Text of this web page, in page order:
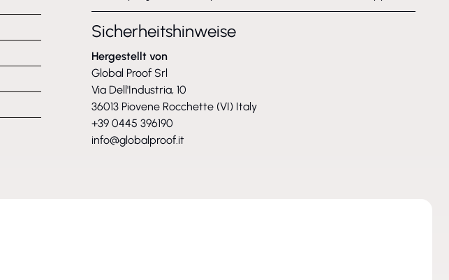
Sicherheitshinweise
Hergestellt von
Global Proof Srl
Via Dell'Industria, 10
36013 Piovene Rocchette (VI) Italy
+39 0445 396190
info@globalproof.it